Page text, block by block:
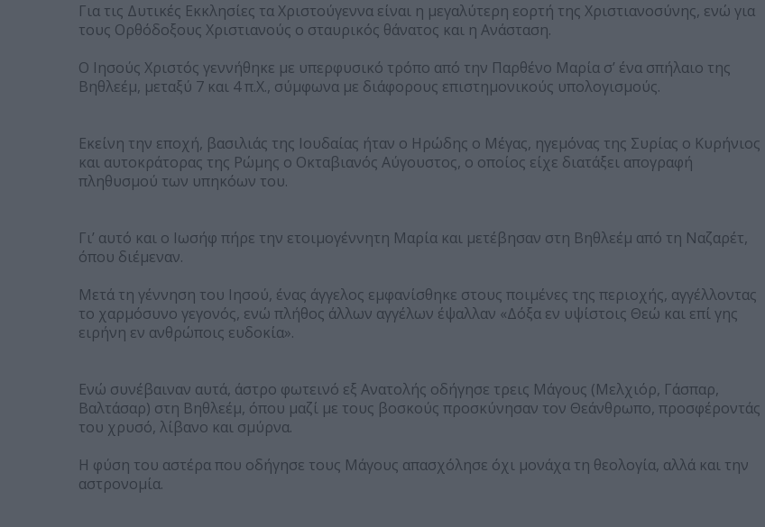
Για τις Δυτικές Εκκλησίες τα Χριστούγεννα είναι η μεγαλύτερη εορτή της Χριστιανοσύνης, ενώ για
τους Ορθόδοξους Χριστιανούς ο σταυρικός θάνατος και η Ανάσταση.
Ο Ιησούς Χριστός γεννήθηκε με υπερφυσικό τρόπο από την Παρθένο Μαρία σ’ ένα σπήλαιο της
Βηθλεέμ, μεταξύ 7 και 4 π.Χ., σύμφωνα με διάφορους επιστημονικούς υπολογισμούς.
Εκείνη την εποχή, βασιλιάς της Ιουδαίας ήταν ο Ηρώδης ο Μέγας, ηγεμόνας της Συρίας ο Κυρήνιος
και αυτοκράτορας της Ρώμης ο Οκταβιανός Αύγουστος, ο οποίος είχε διατάξει απογραφή
πληθυσμού των υπηκόων του.
Γι’ αυτό και ο Ιωσήφ πήρε την ετοιμογέννητη Μαρία και μετέβησαν στη Βηθλεέμ από τη Ναζαρέτ,
όπου διέμεναν.
Μετά τη γέννηση του Ιησού, ένας άγγελος εμφανίσθηκε στους ποιμένες της περιοχής, αγγέλλοντας
το χαρμόσυνο γεγονός, ενώ πλήθος άλλων αγγέλων έψαλλαν «Δόξα εν υψίστοις Θεώ και επί γης
ειρήνη εν ανθρώποις ευδοκία».
Ενώ συνέβαιναν αυτά, άστρο φωτεινό εξ Ανατολής οδήγησε τρεις Μάγους (Μελχιόρ, Γάσπαρ,
Βαλτάσαρ) στη Βηθλεέμ, όπου μαζί με τους βοσκούς προσκύνησαν τον Θεάνθρωπο, προσφέροντάς
του χρυσό, λίβανο και σμύρνα.
Η φύση του αστέρα που οδήγησε τους Μάγους απασχόλησε όχι μονάχα τη θεολογία, αλλά και την
αστρονομία.